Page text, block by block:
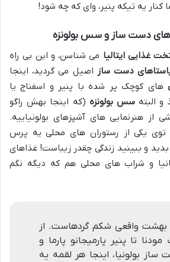
کنار یه تیکه پنیر، وای که چه شود!
دست ساز و سس بولونزه
غذایی ایتالیا می شناسن، و این بی راه
دست ساز اصیل می گردید، اینجا
های کوچک پر شده با پنیر و اسفناج یا
و البتهسس بولونزه (که اینجا بهش راگو
هنرنمایی های آشپزهای بولونیاییه.
توی یکی از رستوران های محلی یه پرس
بدید و ببینید زندگی چقدر زیباست! غذاهای
و شراب های محلی هم که دیگه نگم
بهشت واقعی شکم گردهاست. از
مودنا تا پنیر پارمیجانو پارما و
ساز بولونیا، اینجا هر لقمه یه